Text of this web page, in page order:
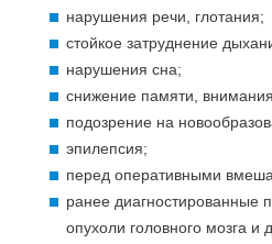
нарушения речи, глотания;
стойкое затруднение
нарушения сна;
снижение памяти,
подозрение на
эпилепсия;
перед оперативными
ранее диагностированные
опухоли головного мозга и